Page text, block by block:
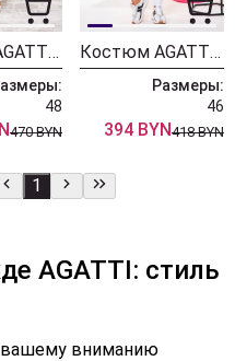
Костюм AGATTI 5652
48
470 BYN
Костюм AGATTI 5336 белый
Размеры:
46
394 BYN418 BYN
1
AGATTI: стиль
вашему вниманию